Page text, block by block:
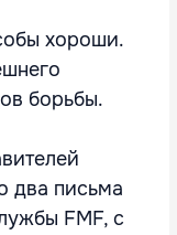
хороши.
борьбы.
два письма
FMF, с